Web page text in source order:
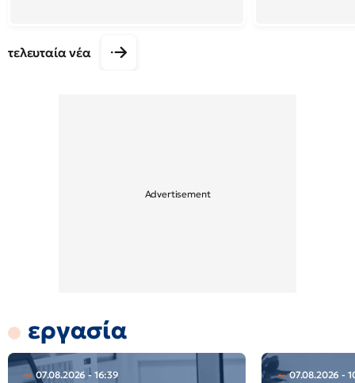
τελευταία νέα
εργασία
07.08.2026 - 16:39 07.08.2026 -